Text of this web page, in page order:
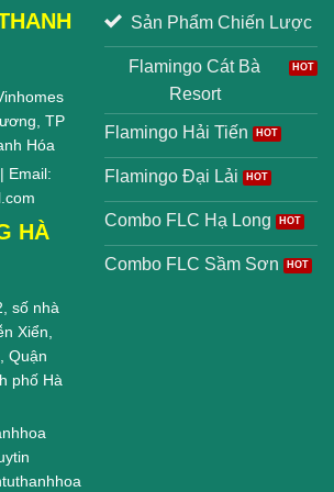
TP
Hóa
Email:
HÀ
số nhà
Xiển,
Quận
phố Hà
Sản Phẩm Chiến Lược
Flamingo Cát Bà
Resort
Flamingo Hải Tiến
Flamingo Đại Lải
Combo FLC Hạ Long
Combo FLC Sầm Sơn